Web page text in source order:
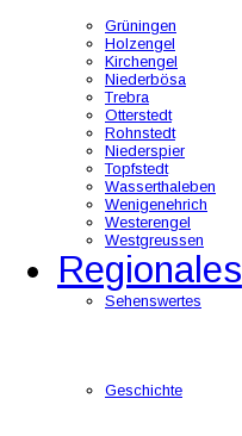
Grüningen
Holzengel
Kirchengel
Niederbösa
Trebra
Otterstedt
Rohnstedt
Niederspier
Topfstedt
Wasserthaleben
Wenigenehrich
Westerengel
Westgreussen
Regionales
Sehenswertes
Geschichte